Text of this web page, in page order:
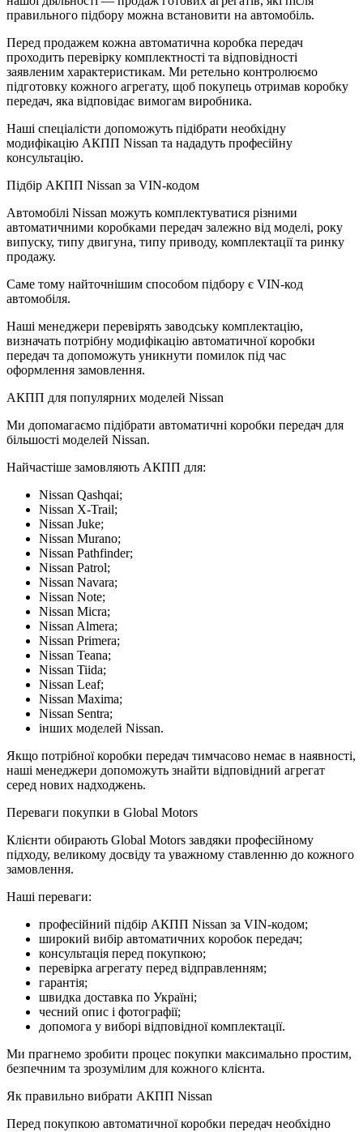
правильного підбору можна встановити на автомобіль.
Перед продажем кожна автоматична коробка передач
проходить перевірку комплектності та відповідності
заявленим характеристикам. Ми ретельно контролюємо
підготовку кожного агрегату, щоб покупець отримав коробку
передач, яка відповідає вимогам виробника.
Наші спеціалісти допоможуть підібрати необхідну
модифікацію АКПП Nissan та нададуть професійну
консультацію.
Підбір АКПП Nissan за VIN-кодом
Автомобілі Nissan можуть комплектуватися різними
автоматичними коробками передач залежно від моделі, року
випуску, типу двигуна, типу приводу, комплектації та ринку
продажу.
Саме тому найточнішим способом підбору є VIN-код
автомобіля.
Наші менеджери перевірять заводську комплектацію,
визначать потрібну модифікацію автоматичної коробки
передач та допоможуть уникнути помилок під час
оформлення замовлення.
АКПП для популярних моделей Nissan
Ми допомагаємо підібрати автоматичні коробки передач для
більшості моделей Nissan.
Найчастіше замовляють АКПП для:
Nissan Qashqai;
Nissan X-Trail;
Nissan Juke;
Nissan Murano;
Nissan Pathfinder;
Nissan Patrol;
Nissan Navara;
Nissan Note;
Nissan Micra;
Nissan Almera;
Nissan Primera;
Nissan Teana;
Nissan Tiida;
Nissan Leaf;
Nissan Maxima;
Nissan Sentra;
інших моделей Nissan.
Якщо потрібної коробки передач тимчасово немає в наявності,
наші менеджери допоможуть знайти відповідний агрегат
серед нових надходжень.
Переваги покупки в Global Motors
Клієнти обирають Global Motors завдяки професійному
підходу, великому досвіду та уважному ставленню до кожного
замовлення.
Наші переваги:
професійний підбір АКПП Nissan за VIN-кодом;
широкий вибір автоматичних коробок передач;
консультація перед покупкою;
перевірка агрегату перед відправленням;
гарантія;
швидка доставка по Україні;
чесний опис і фотографії;
допомога у виборі відповідної комплектації.
Ми прагнемо зробити процес покупки максимально простим,
безпечним та зрозумілим для кожного клієнта.
Як правильно вибрати АКПП Nissan
Перед покупкою автоматичної коробки передач необхідно